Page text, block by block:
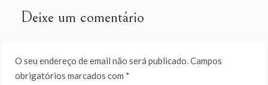
Deixe um comentário
O seu endereço de email não será publicado.Campos
obrigatórios marcados com *